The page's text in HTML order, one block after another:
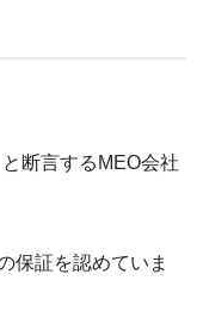
断言するMEO会社
保証を認めていま